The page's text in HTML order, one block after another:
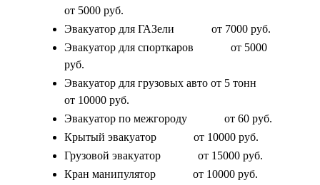
от 5000 руб.
Эвакуатор для ГАЗели
от 7000 руб.
Эвакуатор для спорткаров
от 5000
руб.
Эвакуатор для грузовых авто от 5 тонн
от 10000 руб.
Эвакуатор по межгороду
от 60 руб.
Крытый эвакуатор
от 10000 руб.
Грузовой эвакуатор
от 15000 руб.
Кран манипулятор
от 10000 руб.